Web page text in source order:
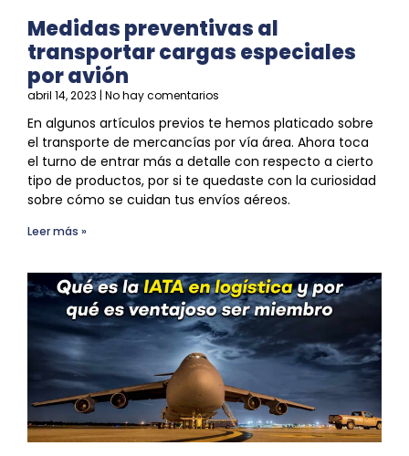
Medidas preventivas al
transportar cargas especiales
por avión
abril 14, 2023 No hay comentarios
En algunos artículos previos te hemos platicado sobre
el transporte de mercancías por vía área. Ahora toca
el turno de entrar más a detalle con respecto a cierto
tipo de productos, por si te quedaste con la curiosidad
sobre cómo se cuidan tus envíos aéreos.
Leer más »